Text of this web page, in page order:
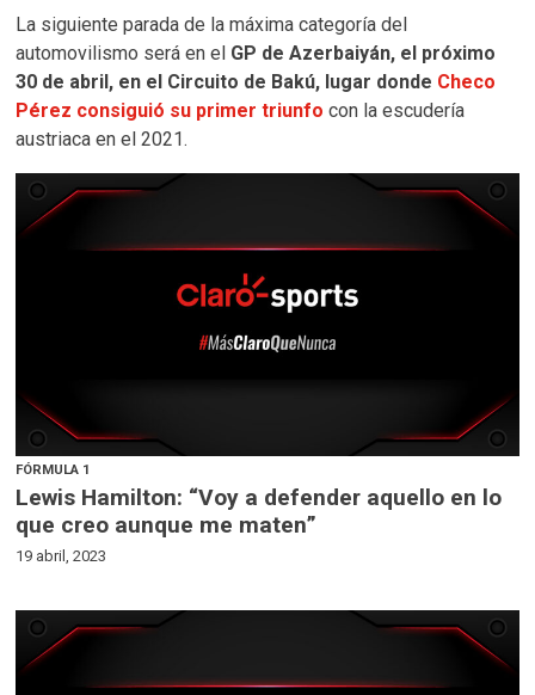
La siguiente parada de la máxima categoría del
automovilismo será en el GP de Azerbaiyán, el próximo
30 de abril, en el Circuito de Bakú, lugar donde Checo
Pérez consiguió su primer triunfo con la escudería
austriaca en el 2021.
FÓRMULA 1
Lewis Hamilton: “Voy a defender aquello en lo
que creo aunque me maten”
19 abril, 2023